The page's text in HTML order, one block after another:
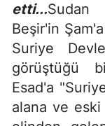
etti...Sudan
Beşir'in
Suriye
görüştüğü
Esad'a
alana ve